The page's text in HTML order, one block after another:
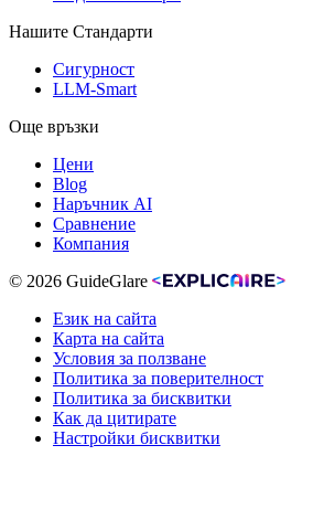
Нашите Стандарти
Сигурност
LLM-Smart
Още връзки
Цени
Blog
Наръчник AI
Сравнение
Компания
© 2026 GuideGlare
Език на сайта
Карта на сайта
Условия за ползване
Политика за поверителност
Политика за бисквитки
Как да цитирате
Настройки бисквитки